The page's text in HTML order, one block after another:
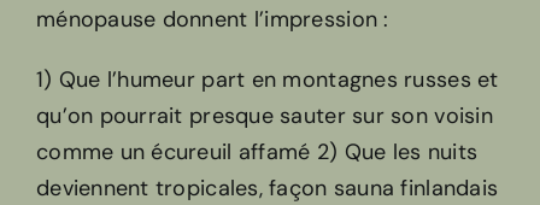
ménopause donnent l’impression :
1) Que l’humeur part en montagnes russes et
qu’on pourrait presque sauter sur son voisin
comme un écureuil affamé 2) Que les nuits
deviennent tropicales, façon sauna finlandais